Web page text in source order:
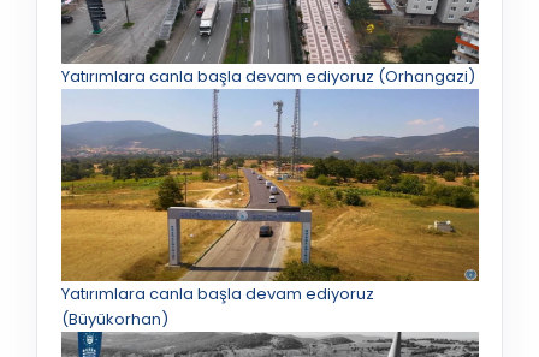
Yatırımlara canla başla devam ediyoruz (Orhangazi)
Yatırımlara canla başla devam ediyoruz
(Büyükorhan)